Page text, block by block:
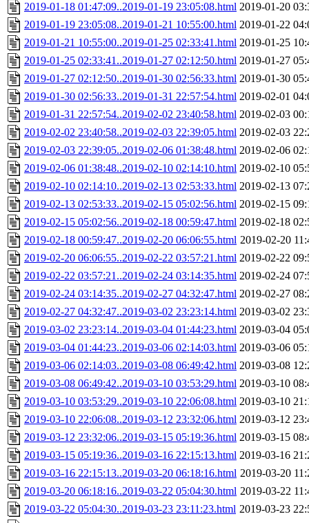
2019-01-18 01:47:09..2019-01-19 23:05:08.html 2019-01-20
2019-01-19 23:05:08..2019-01-21 10:55:00.html 2019-01-22
2019-01-21 10:55:00..2019-01-25 02:33:41.html 2019-01-25
2019-01-25 02:33:41..2019-01-27 02:12:50.html 2019-01-27
2019-01-27 02:12:50..2019-01-30 02:56:33.html 2019-01-30
2019-01-30 02:56:33..2019-01-31 22:57:54.html 2019-02-01
2019-01-31 22:57:54..2019-02-02 23:40:58.html 2019-02-03
2019-02-02 23:40:58..2019-02-03 22:39:05.html 2019-02-03
2019-02-03 22:39:05..2019-02-06 01:38:48.html 2019-02-06
2019-02-06 01:38:48..2019-02-10 02:14:10.html 2019-02-10
2019-02-10 02:14:10..2019-02-13 02:53:33.html 2019-02-13
2019-02-13 02:53:33..2019-02-15 05:02:56.html 2019-02-15
2019-02-15 05:02:56..2019-02-18 00:59:47.html 2019-02-18
2019-02-18 00:59:47..2019-02-20 06:06:55.html 2019-02-20
2019-02-20 06:06:55..2019-02-22 03:57:21.html 2019-02-22
2019-02-22 03:57:21..2019-02-24 03:14:35.html 2019-02-24
2019-02-24 03:14:35..2019-02-27 04:32:47.html 2019-02-27
2019-02-27 04:32:47..2019-03-02 23:23:14.html 2019-03-02
2019-03-02 23:23:14..2019-03-04 01:44:23.html 2019-03-04
2019-03-04 01:44:23..2019-03-06 02:14:03.html 2019-03-06
2019-03-06 02:14:03..2019-03-08 06:49:42.html 2019-03-08
2019-03-08 06:49:42..2019-03-10 03:53:29.html 2019-03-10
2019-03-10 03:53:29..2019-03-10 22:06:08.html 2019-03-10
2019-03-10 22:06:08..2019-03-12 23:32:06.html 2019-03-12
2019-03-12 23:32:06..2019-03-15 05:19:36.html 2019-03-15
2019-03-15 05:19:36..2019-03-16 22:15:13.html 2019-03-16
2019-03-16 22:15:13..2019-03-20 06:18:16.html 2019-03-20
2019-03-20 06:18:16..2019-03-22 05:04:30.html 2019-03-22
2019-03-22 05:04:30..2019-03-23 23:11:23.html 2019-03-23